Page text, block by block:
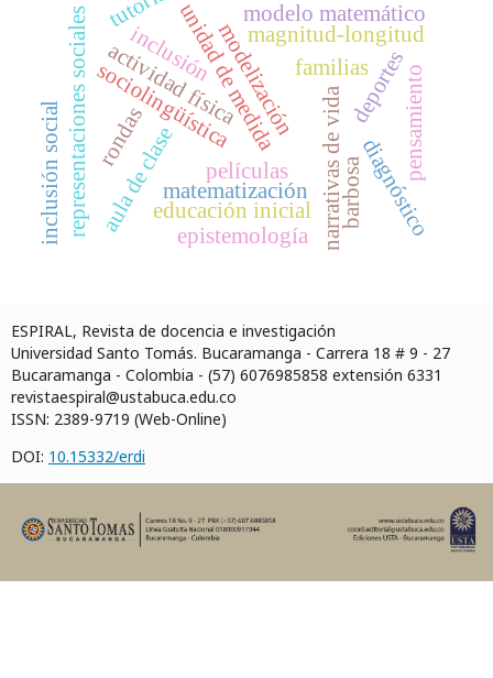
narrativas de vida
modelización
sociolingüística
aula de clase barbosa
películas
matematización
magnitud-longitud
familias
modelo matemático
unidad de medida deportes
rondas
educación inicial
actividad física
inclusión
representaciones sociales
inclusión social diagnóstico
pensamiento
epistemología
ESPIRAL, Revista de docencia e investigación
Universidad Santo Tomás. Bucaramanga - Carrera 18 # 9 - 27
Bucaramanga - Colombia - (57) 6076985858 extensión 6331
revistaespiral@ustabuca.edu.co
ISSN: 2389-9719 (Web-Online)
DOI: 10.15332/erdi